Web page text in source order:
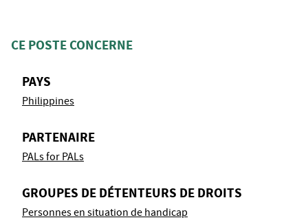
CE POSTE CONCERNE
PAYS
Philippines
PARTENAIRE
PALs for PALs
GROUPES DE DÉTENTEURS DE DROITS
Personnes en situation de handicap